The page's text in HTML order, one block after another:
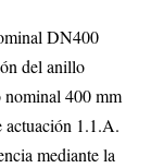
DN400
del anillo
nominal 400 mm
actuación 1.1.A.
mediante la